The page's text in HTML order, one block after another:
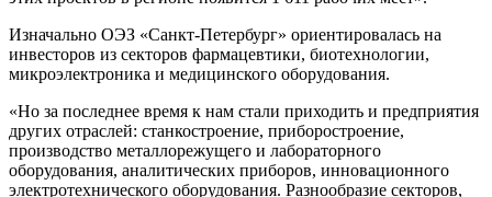
Изначально ОЭЗ «Санкт-Петербург» ориентировалась на
инвесторов из секторов фармацевтики, биотехнологии,
микроэлектроника и медицинского оборудования.
«Но за последнее время к нам стали приходить и предприятия
других отраслей: станкостроение, приборостроение,
производство металлорежущего и лабораторного
оборудования, аналитических приборов, инновационного
электротехнического оборудования. Разнообразие секторов,